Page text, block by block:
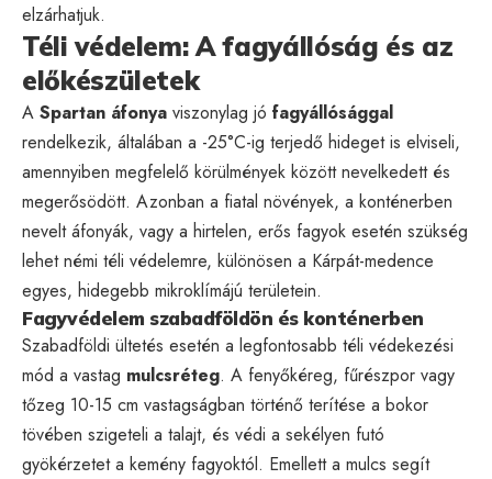
elzárhatjuk.
Téli védelem: A fagyállóság és az
előkészületek
A Spartan áfonya viszonylag jó fagyállósággal
rendelkezik, általában a -25°C-ig terjedő hideget is elviseli,
amennyiben megfelelő körülmények között nevelkedett és
megerősödött. Azonban a fiatal növények, a konténerben
nevelt áfonyák, vagy a hirtelen, erős fagyok esetén szükség
lehet némi téli védelemre, különösen a Kárpát-medence
egyes, hidegebb mikroklímájú területein.
Fagyvédelem szabadföldön és konténerben
Szabadföldi ültetés esetén a legfontosabb téli védekezési
mód a vastag mulcsréteg. A fenyőkéreg, fűrészpor vagy
tőzeg 10-15 cm vastagságban történő terítése a bokor
tövében szigeteli a talajt, és védi a sekélyen futó
gyökérzetet a kemény fagyoktól. Emellett a mulcs segít